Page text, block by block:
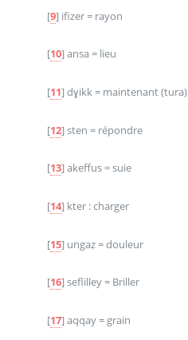
[9] ifizer = rayon
[10]ansa = lieu
[11]dɣikk = maintenant (tura)
[12]sten = répondre
[13]akeffus = suie
[14] kter : charger
[15] ungaẓ = douleur
[16]seflilley = Briller
[17]aqqay = grain